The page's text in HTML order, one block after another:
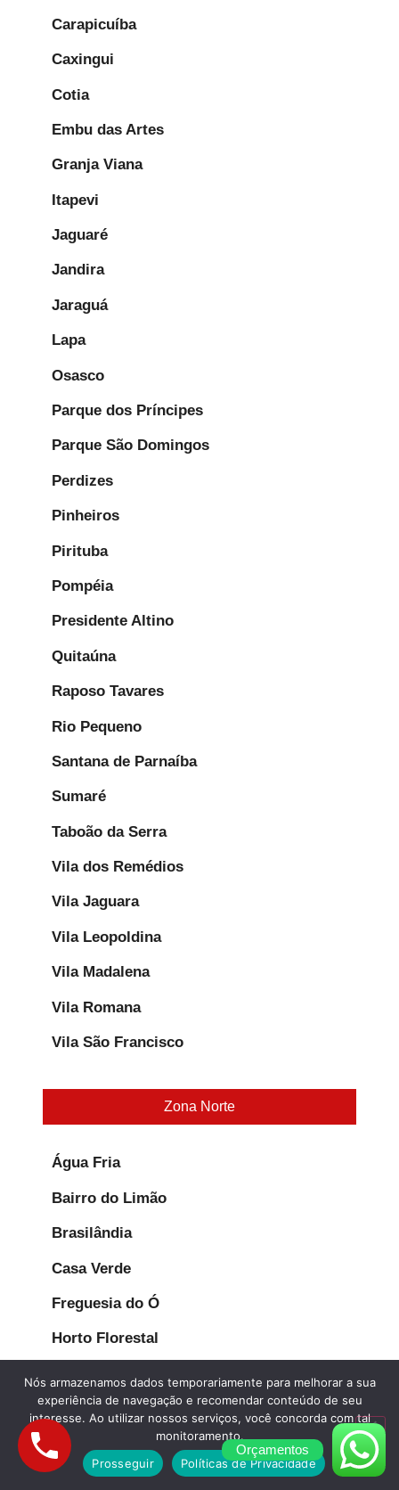
Carapicuíba
Caxingui
Cotia
Embu das Artes
Granja Viana
Itapevi
Jaguaré
Jandira
Jaraguá
Lapa
Osasco
Parque dos Príncipes
Parque São Domingos
Perdizes
Pinheiros
Pirituba
Pompéia
Presidente Altino
Quitaúna
Raposo Tavares
Rio Pequeno
Santana de Parnaíba
Sumaré
Taboão da Serra
Vila dos Remédios
Vila Jaguara
Vila Leopoldina
Vila Madalena
Vila Romana
Vila São Francisco
Zona Norte
Água Fria
Bairro do Limão
Brasilândia
Casa Verde
Freguesia do Ó
Horto Florestal
Jaçanã
Jardim Peri Peri
José Bonifácio
Orçamentos
Nós armazenamos dados temporariamente para melhorar a sua
experiência de navegação e recomendar conteúdo de seu
interesse. Ao utilizar nossos serviços, você concorda com tal
monitoramento.
Prosseguir
Políticas de Privacidade